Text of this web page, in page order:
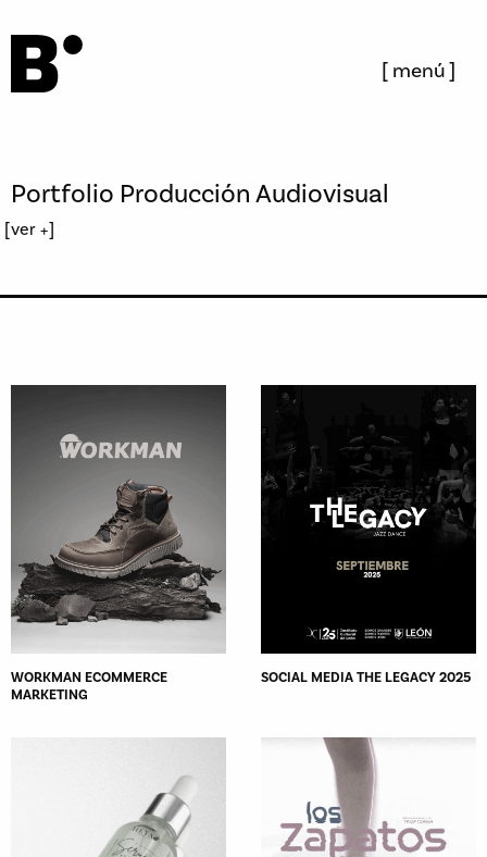
menú
Portfolio Producción Audiovisual
ver +
WORKMAN ECOMMERCE
MARKETING
SOCIAL MEDIA THE LEGACY 2025